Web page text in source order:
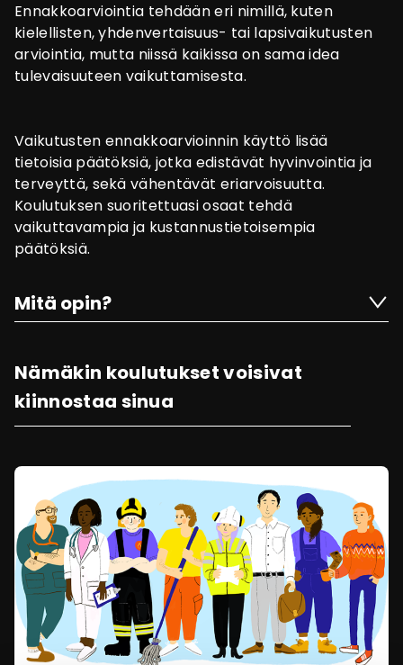
Ennakkoarviointia tehdään eri nimillä, kuten
kielellisten, yhdenvertaisuus- tai lapsivaikutusten
arviointia, mutta niissä kaikissa on sama idea
tulevaisuuteen vaikuttamisesta.
Vaikutusten ennakkoarvioinnin käyttö lisää
tietoisia päätöksiä, jotka edistävät hyvinvointia ja
terveyttä, sekä vähentävät eriarvoisuutta.
Koulutuksen suoritettuasi osaat tehdä
vaikuttavampia ja kustannustietoisempia
päätöksiä.
Mitä opin?
Nämäkin koulutukset voisivat
kiinnostaa sinua